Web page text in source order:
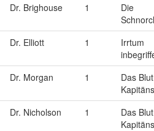
Dr. Brighouse 1
Die
Dr. Elliott 1
Irrtum
Dr. Morgan 1
Das
Kapitäns
Dr. Nicholson 1
Das
Kapitäns